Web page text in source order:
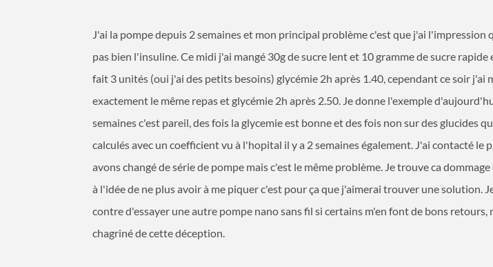
J'ai la pompe depuis 2 semaines et mon principal problème c'est que j'ai l'impression
pas bien l'insuline. Ce midi j'ai mangé 30g de sucre lent et 10 gramme de sucre rapide
fait 3 unités (oui j'ai des petits besoins) glycémie 2h après 1.40, cependant ce soir j'ai
exactement le même repas et glycémie 2h après 2.50. Je donne l'exemple
semaines c'est pareil, des fois la glycemie est bonne et des fois non sur des glucides
calculés avec un coefficient vu à l'hopital il y a 2 semaines également. J'ai contacté le
avons changé de série de pompe mais c'est le même problème. Je trouve ca
à l'idée de ne plus avoir à me piquer c'est pour ça que j'aimerai trouver une solution.
contre d'essayer une autre pompe nano sans fil si certains m'en font de bons retours,
chagriné de cette déception.